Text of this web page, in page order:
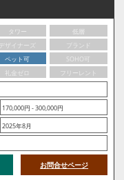
タワー
低層
デザイナーズ
ブランド
ペット可
SOHO可
礼金ゼロ
フリーレント
170,000円 - 300,000円
2025年8月
お問合せページ